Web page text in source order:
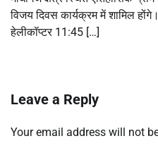
विजय दिवस कार्यक्रम में शामिल
हेलीकॉप्टर 11:45 […]
Leave a Reply
Your email address will not